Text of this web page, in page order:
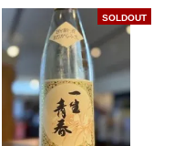
SOLDOUT